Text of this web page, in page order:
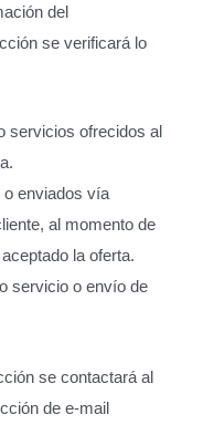
del
se verificará lo
servicios ofrecidos al
o enviados vía
al momento de
la oferta.
servicio o envío de
se contactará al
de e-mail